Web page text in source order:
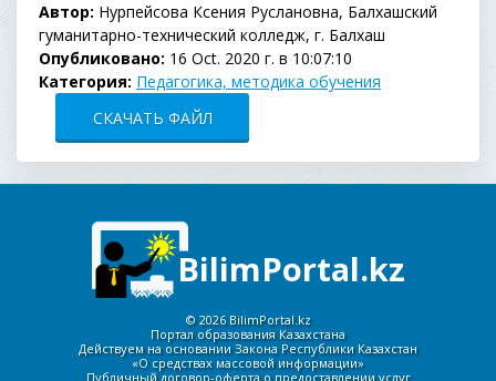
Автор: Нурпейсова Ксения Руслановна, Балхашский
гуманитарно-технический колледж, г. Балхаш
Опубликовано: 16 Oct. 2020 г. в 10:07:10
Категория: Педагогика, методика обучения
СКАЧАТЬ ФАЙЛ
BilimPortal.kz
©2026 BilimPortal.kz
Портал образования Казахстана
Действуем на основании Закона Республики Казахстан
«О средствах массовой информации»
Публичный договор-оферта о предоставлении услуг